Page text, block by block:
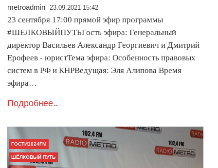
metroadmin 23.09.2021 15:42
23 сентября 17:00 прямой эфир программы
#ШЕЛКОВЫЙПУТЬГость эфира: Генеральный
директор Васильев Александр Георгиевич и Дмитрий
Ерофеев - юристТема эфира: Особенность правовых
систем в РФ и КНРВедущая: Эля Алипова Время
эфира…
Подробнее..
ГОСТИ1024FM
ШЁЛКОВЫЙ ПУТЬ